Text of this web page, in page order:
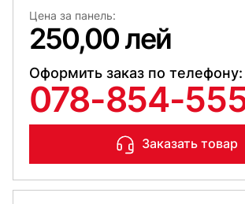
Цена за панель:
250,00 лей
Оформить заказ по телефону:
078-854-
Заказать товар